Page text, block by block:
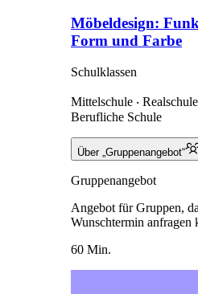
Möbeldesign:
Form und Farbe
Schulklassen
Mittelschule ‧
Berufliche Schule
Über „Gruppenangebot“
Gruppenangebot
Angebot für Gruppen,
Wunschtermin anfragen
60 Min.